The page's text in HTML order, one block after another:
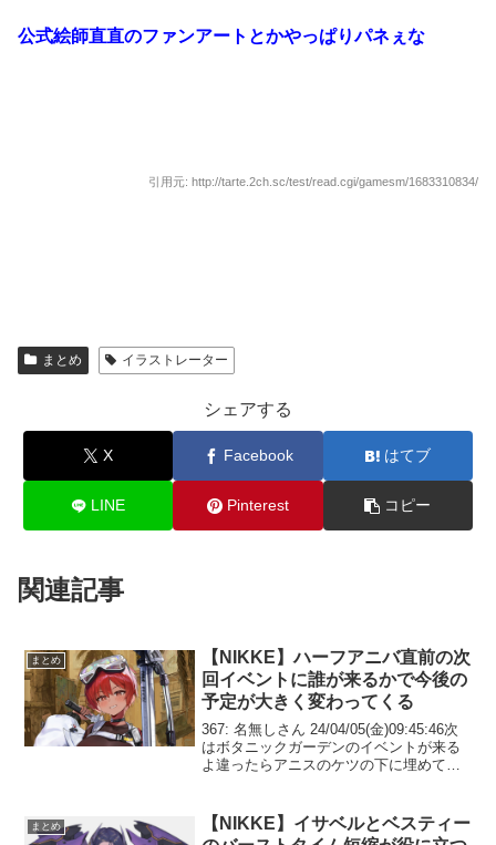
公式絵師直直のファンアートとかやっぱりパネぇな
引用元: http://tarte.2ch.sc/test/read.cgi/gamesm/1683310834/
まとめ イラストレーター
シェアする
X Facebook はてブ
LINE Pinterest コピー
関連記事
まとめ
【NIKKE】ハーフアニバ直前の次
回イベントに誰が来るかで今後の
予定が大きく変わってくる
367: 名無しさん 24/04/05(金)09:45:46次
はボタニックガーデンのイベントが来る
よ違ったらアニスのケツの下に埋めて貰
んやハンマ...
まとめ
【NIKKE】イサベルとベスティー